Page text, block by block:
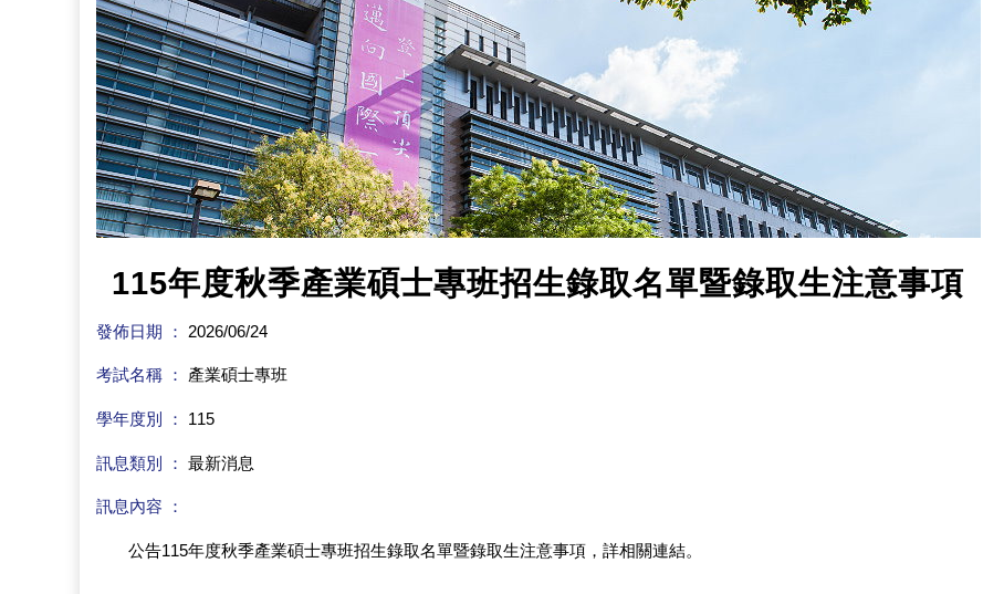
115年度秋季產業碩士專班招生錄取名單暨錄取生注意事項
發佈日期 ： 2026/06/24
考試名稱 ： 產業碩士專班
學年度別 ： 115
訊息類別 ： 最新消息
訊息內容 ：
公告115年度秋季產業碩士專班招生錄取名單暨錄取生注意事項，詳相關連結。